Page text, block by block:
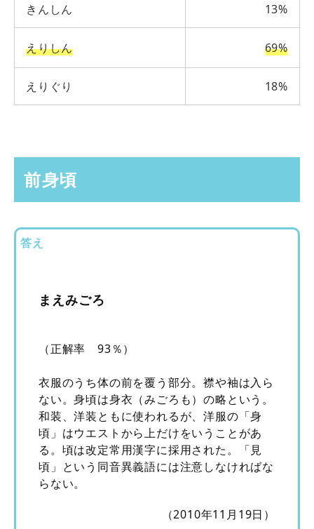
きんしん 13%
えりしん 69%
えりぐり 18%
前身頃
答え
まえみごろ
（正解率 93％）
衣服のうち体の前を覆う部分。襟や袖は入ら
ない。身頃は身衣（みごろも）の略という。
和装、洋装ともに使われるが、洋服の「身
頃」はウエストから上だけをいうことがあ
る。頃は改定常用漢字に採用された。「見
頃」という同音異義語には注意しなければな
らない。
（2010年11月19日）